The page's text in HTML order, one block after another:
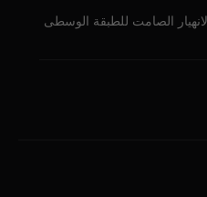
الصامت للطبقة الوسطى